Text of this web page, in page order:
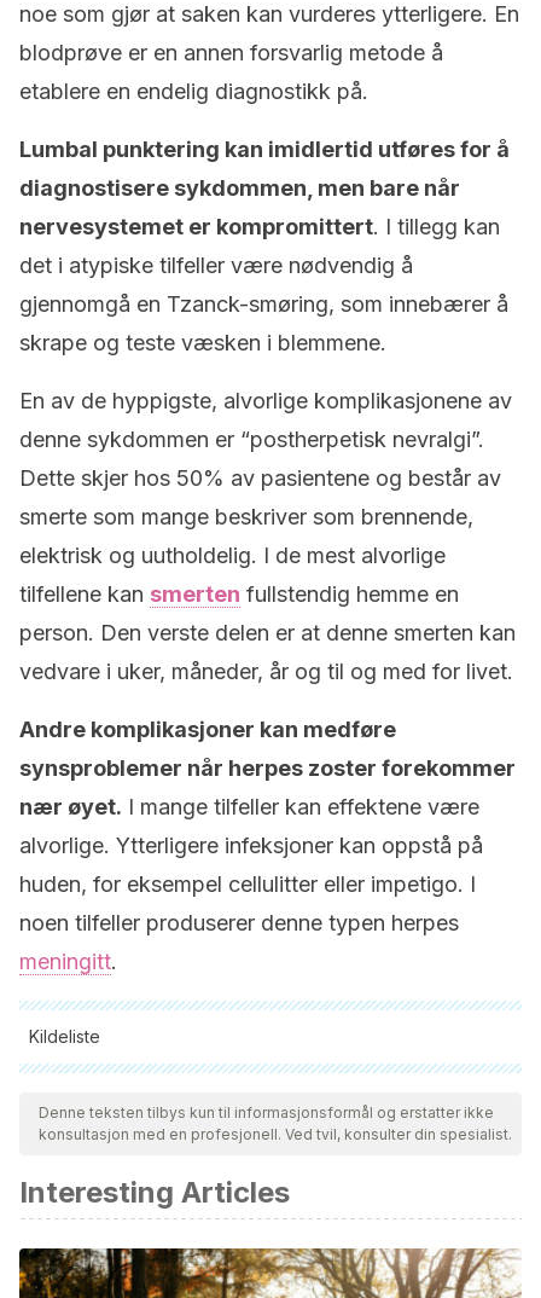
noe som gjør at saken kan vurderes ytterligere. En
blodprøve er en annen forsvarlig metode å
etablere en endelig diagnostikk på.
Lumbal punktering kan imidlertid utføres for å
diagnostisere sykdommen, men bare når
nervesystemet er kompromittert. I tillegg kan
det i atypiske tilfeller være nødvendig å
gjennomgå en Tzanck-smøring, som innebærer å
skrape og teste væsken i blemmene.
En av de hyppigste, alvorlige komplikasjonene av
denne sykdommen er “postherpetisk nevralgi”.
Dette skjer hos 50% av pasientene og består av
smerte som mange beskriver som brennende,
elektrisk og uutholdelig. I de mest alvorlige
tilfellene kan smerten fullstendig hemme en
person. Den verste delen er at denne smerten kan
vedvare i uker, måneder, år og til og med for livet.
Andre komplikasjoner kan medføre
synsproblemer når herpes zoster forekommer
nær øyet. I mange tilfeller kan effektene være
alvorlige. Ytterligere infeksjoner kan oppstå på
huden, for eksempel cellulitter eller impetigo. I
noen tilfeller produserer denne typen herpes
meningitt.
Kildeliste
Alle siterte kilder ble grundig gjennomgått av teamet vårt for å
sikre deres kvalitet, pålitelighet, aktualitet og validitet.
Bibliografien i denne artikkelen ble betraktet som pålitelig og
Schmader, K. (2016). Herpes Zoster. Clinics in Geriatric
Medicine.https://doi.org/10.1016/j.cger.2016.02.011
Nagel, M. A., Cohrs, R. J., & Gilden, D. (2013). Varicella
Denne teksten tilbys kun til informasjonsformål og erstatter ikke
konsultasjon med en profesjonell. Ved tvil, konsulter din spesialist.
Interesting Articles